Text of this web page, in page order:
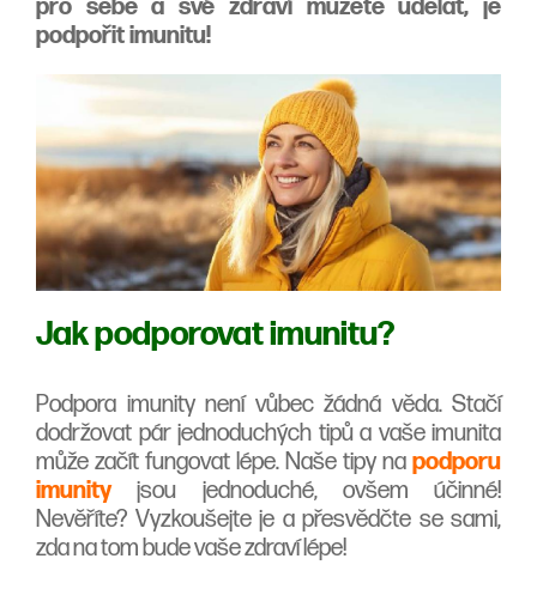
pro sebe a své zdraví můžete udělat, je
podpořit imunitu!
Jak podporovat imunitu?
Podpora imunity není vůbec žádná věda. Stačí
dodržovat pár jednoduchých tipů a vaše imunita
může začít fungovat lépe. Naše tipy na podporu
imunity
jsou jednoduché, ovšem účinné!
Nevěříte? Vyzkoušejte je a přesvědčte se sami,
zda na tom bude vaše zdraví lépe!